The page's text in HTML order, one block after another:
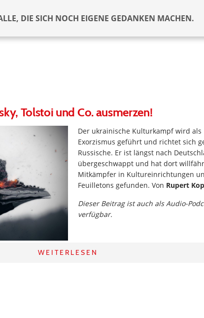
DIE SICH NOCH EIGENE GEDANKEN MACHEN.
Tolstoi und Co. ausmerzen!
Der ukrainische Kulturkampf wird als
Exorzismus geführt und richtet sich
Russische. Er ist längst nach
übergeschwappt und hat dort
Mitkämpfer in Kultureinrichtungen
Feuilletons gefunden. Von Rupert
Dieser Beitrag ist auch als Audio-
verfügbar.
WEITERLESEN